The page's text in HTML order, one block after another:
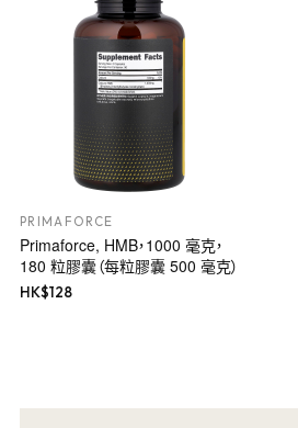
PRIMAFORCE
Primaforce, HMB，1000 毫克，
180 粒膠囊（每粒膠囊 500 毫克）
HK$128